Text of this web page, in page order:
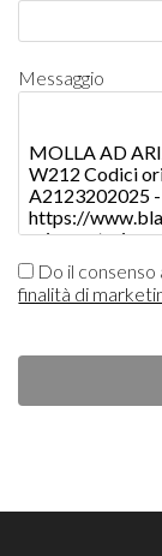
Messaggio
Do il
finalità di